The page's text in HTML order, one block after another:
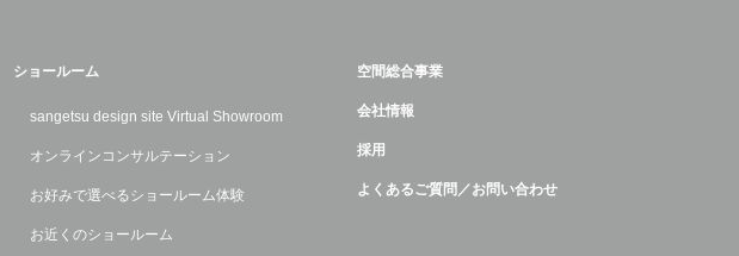
ショールーム
sangetsu design site Virtual Showroom
オンラインコンサルテーション
お好みで選べるショールーム体験
お近くのショールーム
空間総合事業
会社情報
採用
よくあるご質問／お問い合わせ